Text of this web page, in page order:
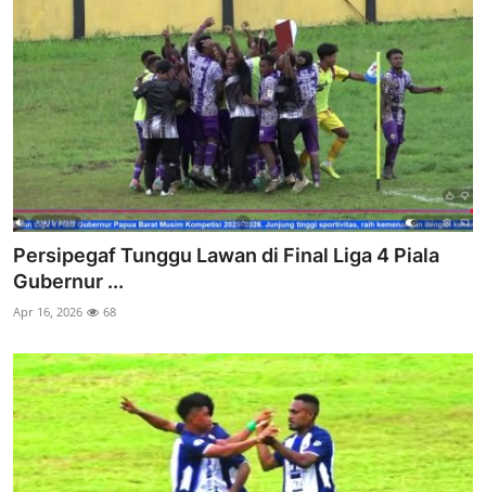
Persipegaf Tunggu Lawan di Final Liga 4 Piala
Gubernur ...
Apr 16, 2026 68